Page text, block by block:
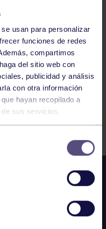
usan para personalizar
funciones de redes
compartimos
del sitio web con
publicidad y análisis
con otra información
hayan recopilado a
sus servicios.
1241 1242
1243
FILTRAR